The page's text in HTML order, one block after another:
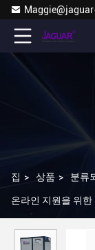
집 > 상품 > 분류
온라인 지원을 위한